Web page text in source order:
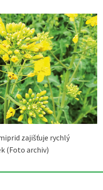
zajišťuje rychlý
(Foto archiv)